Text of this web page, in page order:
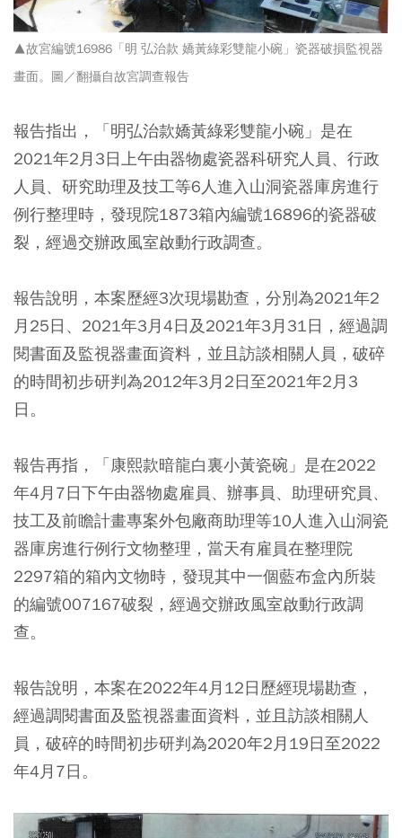
▲故宮編號16986「明 弘治款 嬌黃綠彩雙龍小碗」瓷器破損監視器
畫面。圖／翻攝自故宮調查報告
報告指出，「明弘治款嬌黃綠彩雙龍小碗」是在
2021年2月3日上午由器物處瓷器科研究人員、行政
人員、研究助理及技工等6人進入山洞瓷器庫房進行
例行整理時，發現院1873箱內編號16896的瓷器破
裂，經過交辦政風室啟動行政調查。
報告說明，本案歷經3次現場勘查，分別為2021年2
月25日、2021年3月4日及2021年3月31日，經過調
閱書面及監視器畫面資料，並且訪談相關人員，破碎
的時間初步研判為2012年3月2日至2021年2月3
日。
報告再指，「康熙款暗龍白裏小黃瓷碗」是在2022
年4月7日下午由器物處雇員、辦事員、助理研究員、
技工及前瞻計畫專案外包廠商助理等10人進入山洞瓷
器庫房進行例行文物整理，當天有雇員在整理院
2297箱的箱內文物時，發現其中一個藍布盒內所裝
的編號007167破裂，經過交辦政風室啟動行政調
查。
報告說明，本案在2022年4月12日歷經現場勘查，
經過調閱書面及監視器畫面資料，並且訪談相關人
員，破碎的時間初步研判為2020年2月19日至2022
年4月7日。